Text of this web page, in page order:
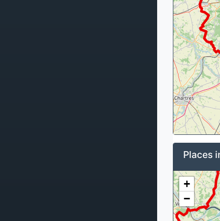
Places
+
−